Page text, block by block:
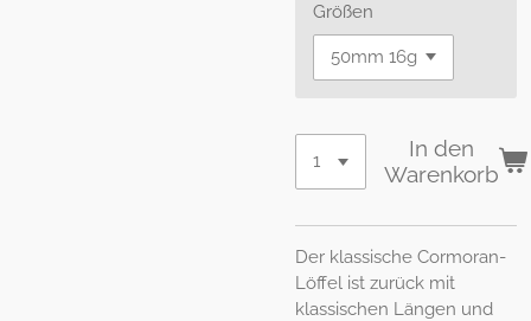
Größen
In den
Warenkorb
Der klassische Cormoran-
Löffel ist zurück mit
klassischen Längen und